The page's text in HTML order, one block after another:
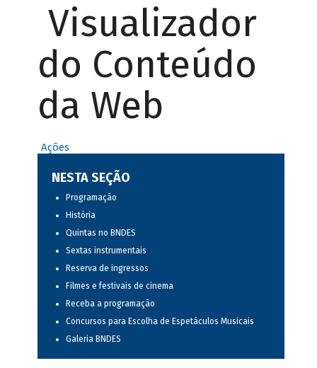
Visualizador
do Conteúdo
da Web
Ações
NESTA SEÇÃO
Programação
História
Quintas no BNDES
Sextas instrumentais
Reserva de ingressos
Filmes e festivais de cinema
Receba a programação
Concursos para Escolha de Espetáculos Musicais
Galeria BNDES